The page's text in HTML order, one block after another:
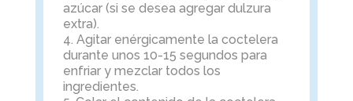
azúcar (si se desea agregar dulzura
extra).
Agitar enérgicamente la coctelera
durante unos 10-15 segundos para
enfriar y mezclar todos los
ingredientes.